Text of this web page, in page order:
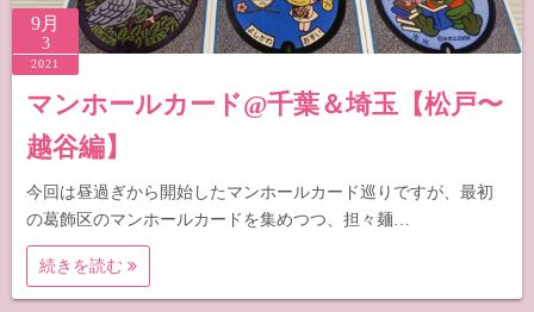
9月
3
2021
マンホールカード@千葉＆埼玉【松戸〜
越谷編】
今回は昼過ぎから開始したマンホールカード巡りですが、最初
の葛飾区のマンホールカードを集めつつ、担々麺…
続きを読む